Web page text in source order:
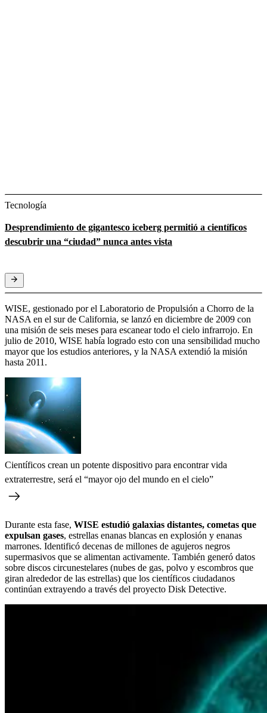
Tecnología
Desprendimiento de gigantesco iceberg permitió a científicos
descubrir una “ciudad” nunca antes vista
WISE, gestionado por el Laboratorio de Propulsión a Chorro de la
NASA en el sur de California, se lanzó en diciembre de 2009 con
una misión de seis meses para escanear todo el cielo infrarrojo. En
julio de 2010, WISE había logrado esto con una sensibilidad mucho
mayor que los estudios anteriores, y la NASA extendió la misión
hasta 2011.
Científicos crean un potente dispositivo para encontrar vida
extraterrestre, será el “mayor ojo del mundo en el cielo”
Durante esta fase, WISE estudió galaxias distantes, cometas que
expulsan gases, estrellas enanas blancas en explosión y enanas
marrones. Identificó decenas de millones de agujeros negros
supermasivos que se alimentan activamente. También generó datos
sobre discos circunestelares (nubes de gas, polvo y escombros que
giran alrededor de las estrellas) que los científicos ciudadanos
continúan extrayendo a través del proyecto Disk Detective.